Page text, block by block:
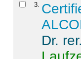
3
Dr.